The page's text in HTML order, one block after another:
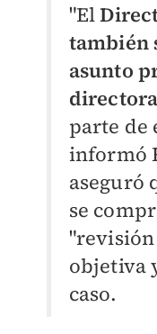
"El
también
asunto
parte de
informó
aseguró
se
objetiva
caso.